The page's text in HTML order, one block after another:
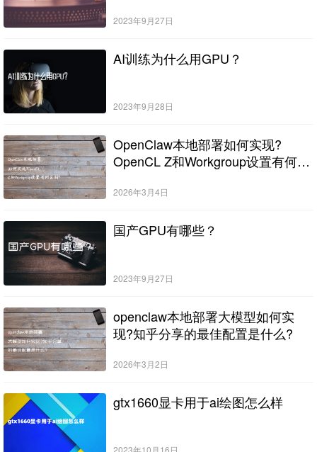
2023年9月27日
AI训练为什么用GPU？
2023年9月28日
OpenClaw本地部署如何实现?
OpenCL Z和Workgroup设置有何区
2026年3月4日
国产GPU有哪些？
2023年9月27日
openclaw本地部署大模型如何实
现?知乎分享的最佳配置是什么?
2026年3月2日
gtx1660显卡用于ai绘图怎么样